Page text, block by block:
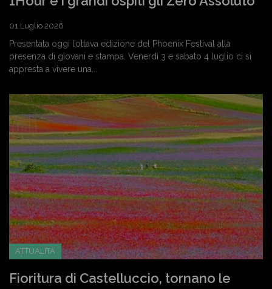
01 Luglio 2026
Presentata oggi l’ottava edizione del Phoenix Festival alla
presenza di giovani e stampa. Venerdì 3 e sabato 4 luglio ci si
appresta a vivere una...
ATTUALITÀ
Fioritura di Castelluccio, tornano le